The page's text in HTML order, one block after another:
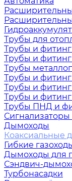
Трубы для
Трубы и
Трубы и
Трубы
Трубы и
Трубы и
Трубы и
Трубы ПНД и
Сигнализаторы
Дымоходы
Коаксиальные
Гибкие
Дымоходы для
Сэндвич-
Турбонасадки